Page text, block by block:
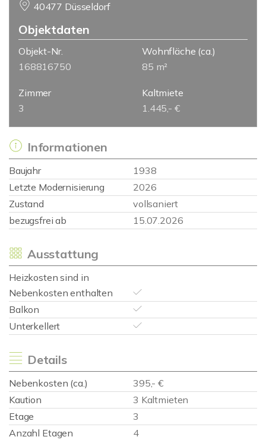
40477 Düsseldorf
Objektdaten
Objekt-Nr.
168816750
Wohnfläche (ca.)
85 m²
Zimmer
3
Kaltmiete
1.445,- €
Informationen
Baujahr
1938
Letzte Modernisierung
2026
Zustand
vollsaniert
bezugsfrei ab
15.07.2026
Ausstattung
Heizkosten sind in
Nebenkosten enthalten
Balkon
Unterkellert
Details
Nebenkosten (ca.)
395,- €
Kaution
3 Kaltmieten
Etage
3
Anzahl Etagen
4